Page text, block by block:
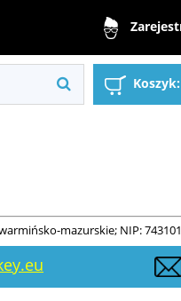
Koszyk:
mazurskie; NIP: